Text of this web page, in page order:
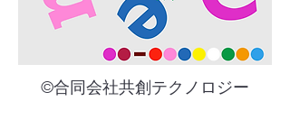
​©︎合同会社共創テクノロジー